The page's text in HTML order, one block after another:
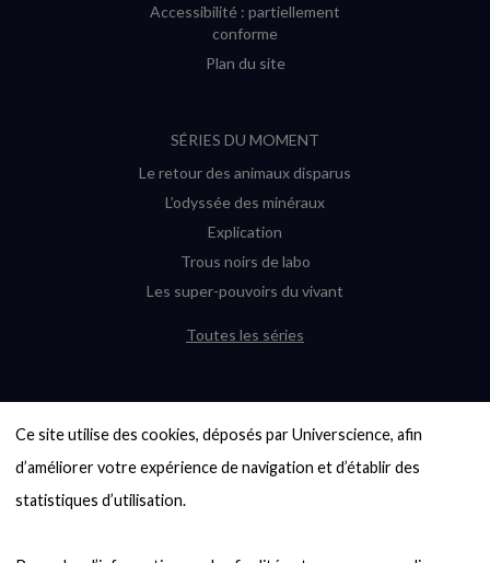
Ce site utilise des cookies, déposés par Universcience, afin
d’améliorer votre expérience de navigation et d’établir des
statistiques d’utilisation.
Accessibilité : partiellement
conforme
Plan du site
SÉRIES DU MOMENT
Le retour des animaux disparus
L’odyssée des minéraux
Explication
Trous noirs de labo
Les super-pouvoirs du vivant
Toutes les séries
6000 exoplanètes, et pas de « Terre »
en vue ?
Quel avenir pour les cryptos ?